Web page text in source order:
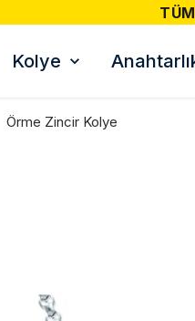
Kolye
Örme Zincir Kolye